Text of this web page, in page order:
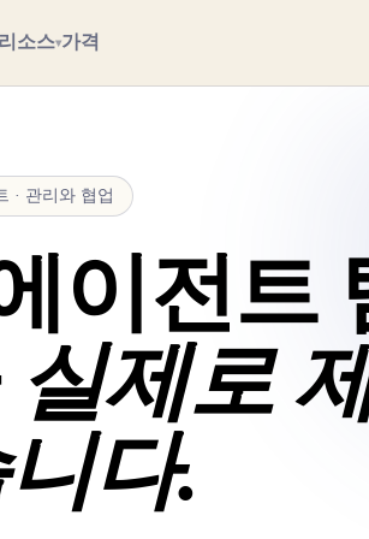
소스▾가격
· 관리와 협업
이전트
실제로
다.